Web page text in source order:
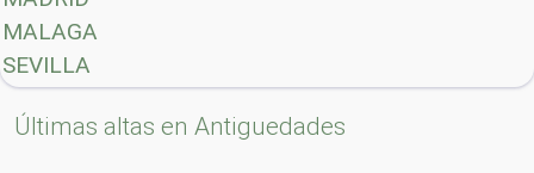
MALAGA
SEVILLA
Últimas altas en Antiguedades